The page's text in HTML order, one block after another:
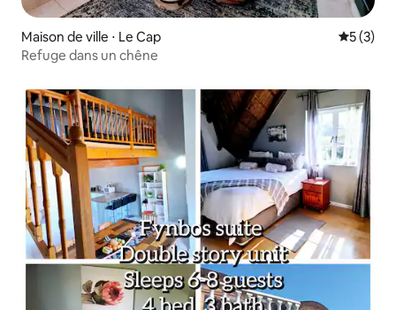
Maison de ville ⋅ Le Cap
5 (3)
Refuge dans un chêne